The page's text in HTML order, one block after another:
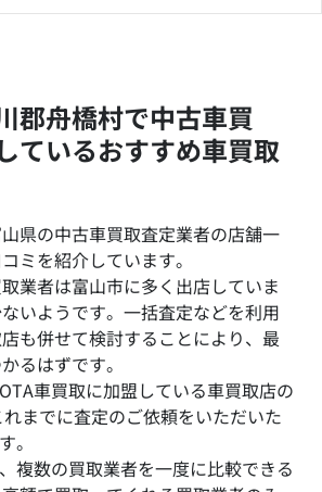
郡舟橋村で中古車買
ているおすすめ車買取
県の中古車買取査定業者の店舗一
ミを紹介しています。
業者は富山市に多く出店していま
いようです。一括査定などを利用
も併せて検討することにより、最
るはずです。
車買取に加盟している車買取店の
までに査定のご依頼をいただいた
。
複数の買取業者を一度に比較できる